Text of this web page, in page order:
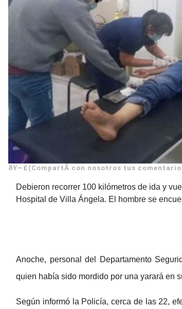
ðŸ—£(CompartÃ­ con nosotros tus
Debieron recorrer 100 kilómetros de ida y
Hospital de Villa Ángela. El hombre se
Anoche, personal del Departamento
quien había sido mordido por una yarará en
Según informó la Policía, cerca de las 22,